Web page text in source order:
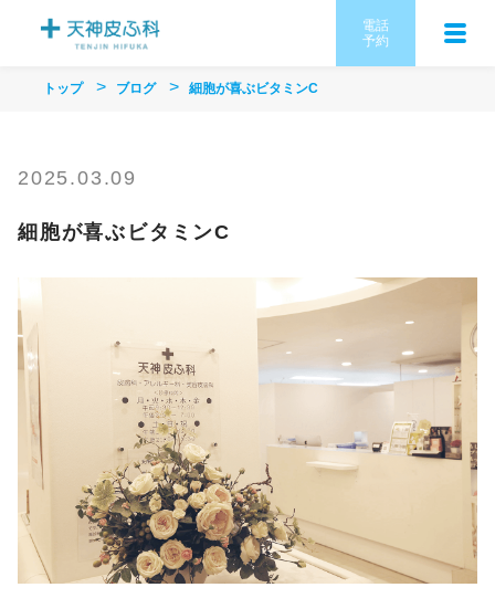
電話
予約
トップ ブログ 細胞が喜ぶビタミンC
2025.03.09
細胞が喜ぶビタミンC